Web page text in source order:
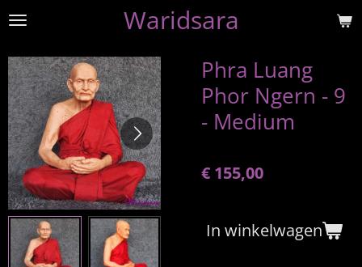
Ga
naar
de
hoofdinhoud
Waridsara
Phra Luang
Phor Ngern - 9
- Medium
€ 155,00
In winkelwagen